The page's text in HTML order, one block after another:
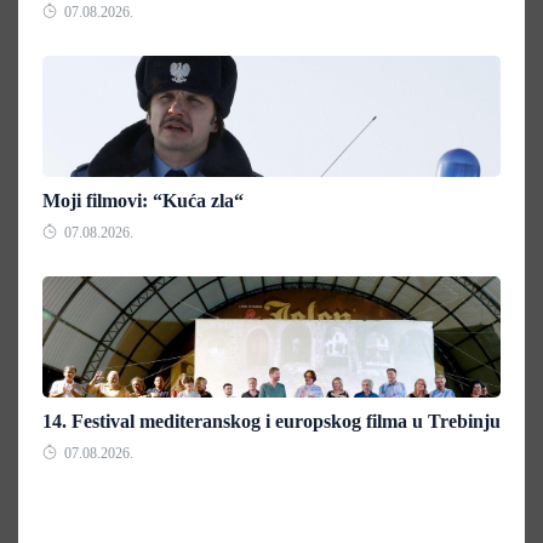
07.08.2026.
Moji filmovi: “Kuća zla“
07.08.2026.
14. Festival mediteranskog i europskog filma u Trebinju
07.08.2026.